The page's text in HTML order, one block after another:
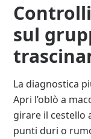
sul
La diagnostica
Apri l’oblò a
girare il cestello
punti duri o